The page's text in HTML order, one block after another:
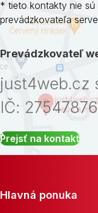
* tieto kontakty nie
prevádzkovateľa
Prevádzkovateľ
just4web.cz
IČ: 27547876
Prejsť na kontakt
Hlavná ponuka